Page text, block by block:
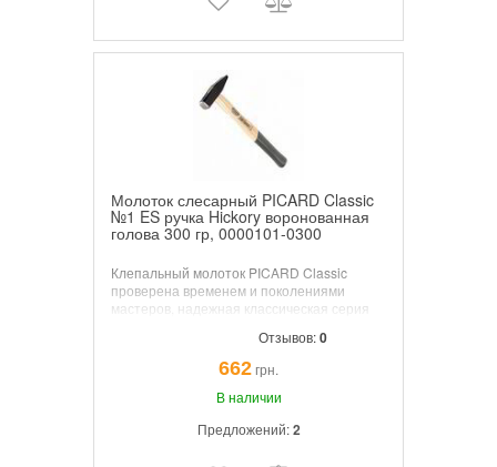
Молоток слесарный PICARD Classic
№1 ES ручка Hickory воронованная
голова 300 гр, 0000101-0300
Клепальный молоток PICARD Classic
проверена временем и поколениями
мастеров, надежная классическая серия
надежность. Высокая степень
безопасности в молотках с деревянными
Отзывов:0
662грн.
В наличии
Предложений:2